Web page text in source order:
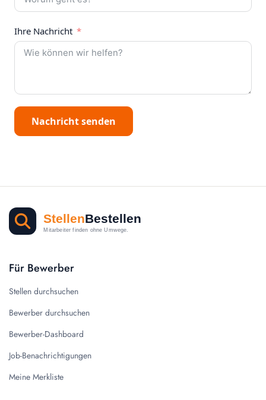
Ihre Nachricht
Nachricht senden
Für Bewerber
Stellen durchsuchen
Bewerber durchsuchen
Bewerber-Dashboard
Job-Benachrichtigungen
Meine Merkliste